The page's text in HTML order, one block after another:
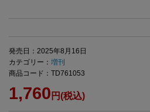
発売日：2025年8月16日
カテゴリー： 増刊
商品コード：TD761053
1,760 円(税込)